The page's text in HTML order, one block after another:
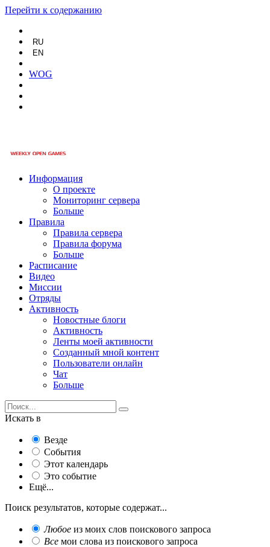
Перейти к содержанию
RU
EN
WOG
Информация
О проекте
Мониторинг сервера
Больше
Правила
Правила сервера
Правила форума
Больше
Расписание
Видео
Миссии
Отряды
Активность
Новостные блоги
Активность
Ленты моей активности
Созданный мной контент
Пользователи онлайн
Чат
Больше
Искать в
Везде
События
Этот календарь
Это событие
Ещё...
Поиск результатов, которые содержат...
Любое из моих слов поискового запроса
Все мои слова из поискового запроса